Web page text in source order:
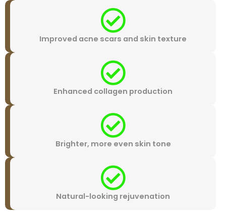
Improved acne scars and skin
Enhanced collagen production
Brighter, more even skin tone
Natural-looking rejuvenation